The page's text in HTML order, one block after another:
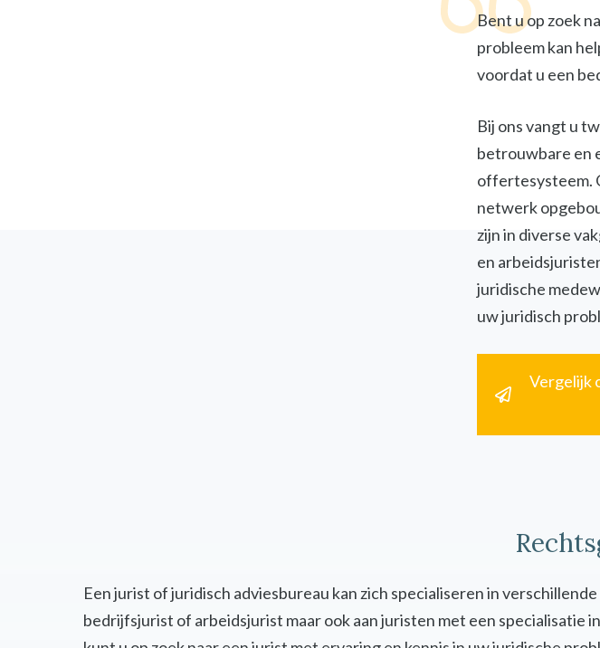
Bent u op zoek
probleem kan
voordat u een
Bij ons vangt u
betrouwbare en
offertesysteem.
netwerk
zijn in diverse
en
juridische
uw juridisch
Vergelijk
Een jurist of juridisch adviesbureau kan zich specialiseren in
bedrijfsjurist of arbeidsjurist maar ook aan juristen met een